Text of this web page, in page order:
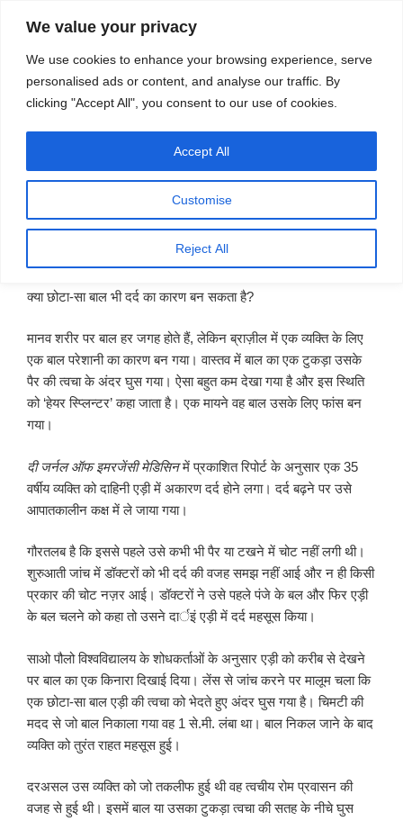
We value your privacy
We use cookies to enhance your browsing experience, serve
personalised ads or content, and analyse our traffic. By
clicking "Accept All", you consent to our use of cookies.
Customise
Reject All
Accept All
स्रोत
मेनू
प्रकाशित
छोटा-सा बाल बना दर्दनाक
क्या छोटा-सा बाल भी दर्द का कारण बन सकता है?
मानव शरीर पर बाल हर जगह होते हैं, लेकिन ब्राज़ील में एक व्यक्ति के लिए
एक बाल परेशानी का कारण बन गया। वास्तव में बाल का एक टुकड़ा उसके
पैर की त्वचा के अंदर घुस गया। ऐसा बहुत कम देखा गया है और इस स्थिति
को ‘हेयर स्प्लिन्टर’ कहा जाता है। एक मायने वह बाल उसके लिए फांस बन
गया।
दी जर्नल ऑफ इमरजेंसी मेडिसिनमें प्रकाशित रिपोर्ट के अनुसार एक 35
वर्षीय व्यक्ति को दाहिनी एड़ी में अकारण दर्द होने लगा। दर्द बढ़ने पर उसे
आपातकालीन कक्ष में ले जाया गया।
गौरतलब है कि इससे पहले उसे कभी भी पैर या टखने में चोट नहीं लगी थी।
शुरुआती जांच में डॉक्टरों को भी दर्द की वजह समझ नहीं आई और न ही किसी
प्रकार की चोट नज़र आई। डॉक्टरों ने उसे पहले पंजे के बल और फिर एड़ी
के बल चलने को कहा तो उसने दार्इं एड़ी में दर्द महसूस किया।
साओ पौलो विश्वविद्यालय के शोधकर्ताओं के अनुसार एड़ी को करीब से देखने
पर बाल का एक किनारा दिखाई दिया। लेंस से जांच करने पर मालूम चला कि
एक छोटा-सा बाल एड़ी की त्वचा को भेदते हुए अंदर घुस गया है। चिमटी की
मदद से जो बाल निकाला गया वह 1 से.मी. लंबा था। बाल निकल जाने के बाद
व्यक्ति को तुरंत राहत महसूस हुई।
दरअसल उस व्यक्ति को जो तकलीफ हुई थी वह त्वचीय रोम प्रवासन की
वजह से हुई थी। इसमें बाल या उसका टुकड़ा त्वचा की सतह के नीचे घुस